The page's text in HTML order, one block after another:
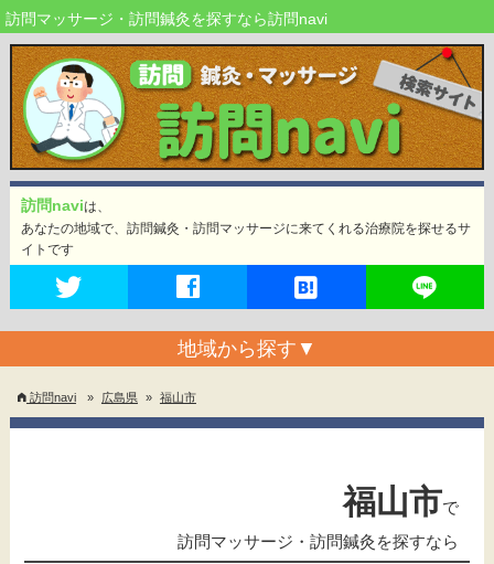
訪問マッサージ・訪問鍼灸を探すなら訪問navi
訪問naviは、
あなたの地域で、訪問鍼灸・訪問マッサージに来てくれる治療院を探せるサ
イトです
地域から探す ▼
訪問navi » 広島県 » 福山市
福山市で
訪問マッサージ・訪問鍼灸を探すなら